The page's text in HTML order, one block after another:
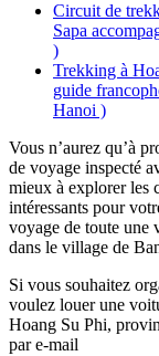
Circuit de
Sapa
)
Trekking à
guide
Hanoi )
Vous n’aurez qu’à
de voyage inspecté
mieux à explorer les
intéressants pour
voyage de toute une
dans le village de
Si vous souhaitez
voulez louer une
Hoang Su Phi,
par e-mail